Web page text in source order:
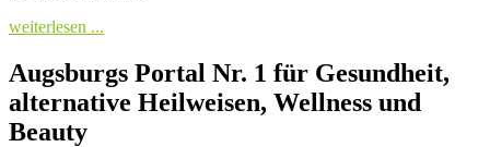
weiterlesen ...
Augsburgs Portal Nr. 1 für Gesundheit,
alternative Heilweisen, Wellness und
Beauty